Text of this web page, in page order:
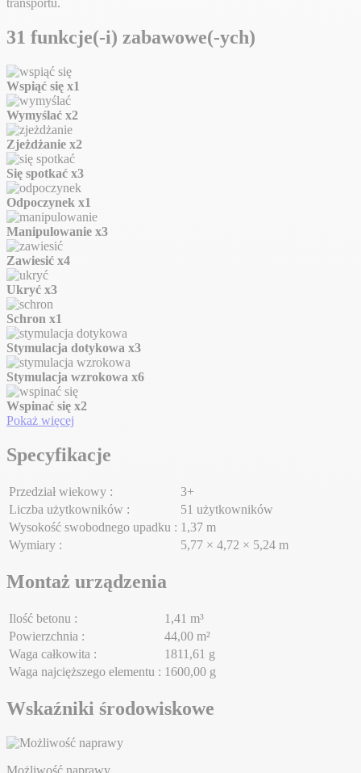
transportu.
31 funkcje(-i) zabawowe(-ych)
Wspiąć się x1
Wymyślać x2
Zjeżdżanie x2
Się spotkać x3
Odpoczynek x1
Manipulowanie x3
Zawiesić x4
Ukryć x3
Schron x1
Stymulacja dotykowa x3
Stymulacja wzrokowa x6
Wspinać się x2
Pokaż więcej
Specyfikacje
Przedział wiekowy :
3+
Liczba użytkowników :
51 użytkowników
Wysokość swobodnego upadku : 1,37 m
Wymiary :
5,77 × 4,72 × 5,24 m
Montaż urządzenia
Ilość betonu :
1,41 m³
Powierzchnia :
44,00 m²
Waga całkowita :
1811,61 g
Waga najcięższego elementu : 1600,00 g
Wskaźniki środowiskowe
Możliwość naprawy